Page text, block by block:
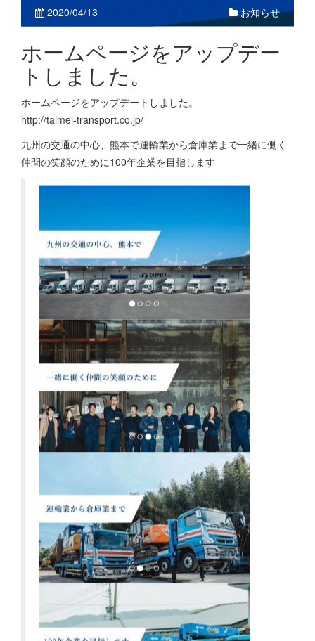
2020/04/13 お知らせ
ホームページをアップデー
トしました。
ホームページをアップデートしました。
http://taimei-transport.co.jp/
九州の交通の中心、熊本で運輸業から倉庫業まで一緒に働く
仲間の笑顔のために100年企業を目指します